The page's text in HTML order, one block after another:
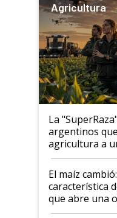
Agricultura
La
argentinos
agricultura a
posibilidades
infinitas"
El maíz
característica
que abre una
el lote